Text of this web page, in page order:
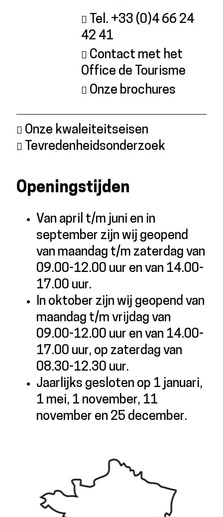
Tel. +33 (0)4 66 24
42 41
Contact met het
Office de Tourisme
Onze brochures
Onze kwaleiteitseisen
Tevredenheidsonderzoek
Openingstijden
Van april t/m juni en in
september zijn wij geopend
van maandag t/m zaterdag van
09.00-12.00 uur en van 14.00-
17.00 uur.
In oktober zijn wij geopend van
maandag t/m vrijdag van
09.00-12.00 uur en van 14.00-
17.00 uur, op zaterdag van
08.30-12.30 uur.
Jaarlijks gesloten op 1 januari,
1 mei, 1 november, 11
november en 25 december.